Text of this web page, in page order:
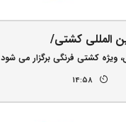
المللی کشتی/
ویژه کشتی فرنگی برگزار می شود
14:58